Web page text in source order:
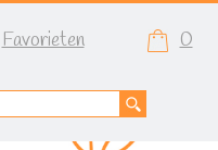
Favorieten 0